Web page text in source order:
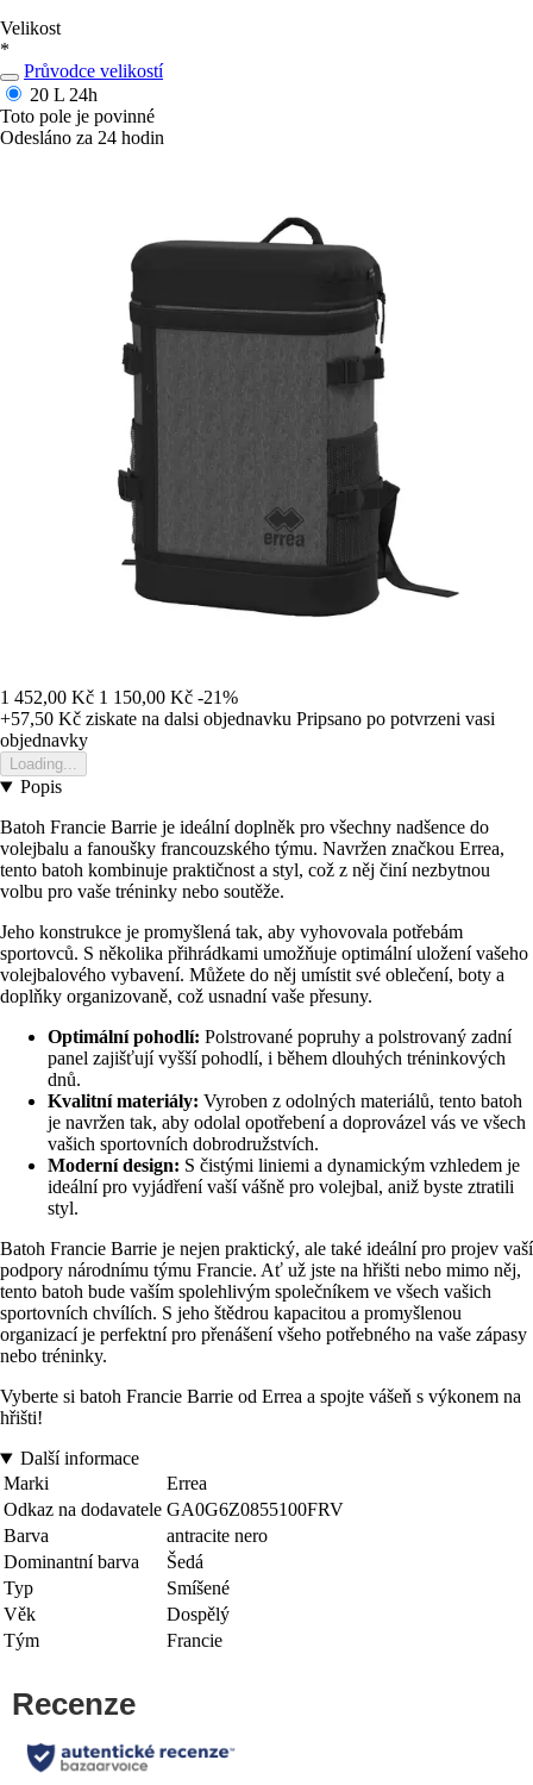
Velikost
*
Průvodce velikostí
20 L 24h
Toto pole je povinné
Odesláno za 24 hodin
1 452,00 Kč 1 150,00 Kč -21%
+57,50 Kč ziskate na dalsi objednavku Pripsano po potvrzeni vasi
objednavky
Loading...
Popis
Batoh Francie Barrie je ideální doplněk pro všechny nadšence do
volejbalu a fanoušky francouzského týmu. Navržen značkou Errea,
tento batoh kombinuje praktičnost a styl, což z něj činí nezbytnou
volbu pro vaše tréninky nebo soutěže.
Jeho konstrukce je promyšlená tak, aby vyhovovala potřebám
sportovců. S několika přihrádkami umožňuje optimální uložení vašeho
volejbalového vybavení. Můžete do něj umístit své oblečení, boty a
doplňky organizovaně, což usnadní vaše přesuny.
Optimální pohodlí: Polstrované popruhy a polstrovaný zadní
panel zajišťují vyšší pohodlí, i během dlouhých tréninkových
dnů.
Kvalitní materiály: Vyroben z odolných materiálů, tento batoh
je navržen tak, aby odolal opotřebení a doprovázel vás ve všech
vašich sportovních dobrodružstvích.
Moderní design: S čistými liniemi a dynamickým vzhledem je
ideální pro vyjádření vaší vášně pro volejbal, aniž byste ztratili
styl.
Batoh Francie Barrie je nejen praktický, ale také ideální pro projev vaší
podpory národnímu týmu Francie. Ať už jste na hřišti nebo mimo něj,
tento batoh bude vaším spolehlivým společníkem ve všech vašich
sportovních chvílích. S jeho štědrou kapacitou a promyšlenou
organizací je perfektní pro přenášení všeho potřebného na vaše zápasy
nebo tréninky.
Vyberte si batoh Francie Barrie od Errea a spojte vášeň s výkonem na
hřišti!
Další informace
Marki
Errea
Odkaz na dodavatele GA0G6Z0855100FRV
Barva
antracite nero
Dominantní barva
Šedá
Typ
Smíšené
Věk
Dospělý
Tým
Francie